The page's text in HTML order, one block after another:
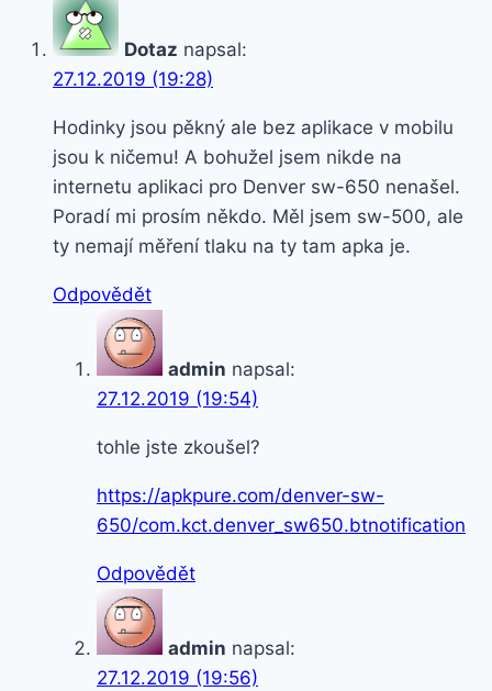
přezkou
–
malý
(MV6M2ZM/A)
Dotaz napsal:
27.12.2019 (19:28)
Hodinky jsou pěkný ale bez aplikace v mobilu
jsou k ničemu! A bohužel jsem nikde na
internetu aplikaci pro Denver sw-650 nenašel.
Poradí mi prosím někdo. Měl jsem sw-500, ale
ty nemají měření tlaku na ty tam apka je.
Odpovědět
admin napsal:
27.12.2019 (19:54)
tohle jste zkoušel?
https://apkpure.com/denver-sw-
650/com.kct.denver_sw650.btnotification
Odpovědět
admin napsal:
27.12.2019 (19:56)